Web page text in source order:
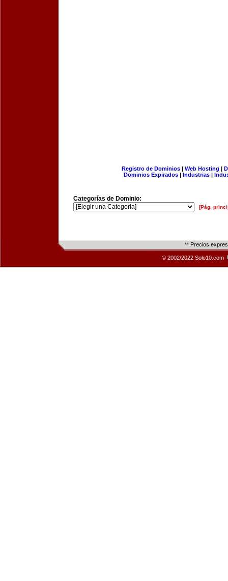
Registro de Dominios| Web Hosting |
Dominios Expirados | Industrias |
Categorías de Dominio:
[Pág.
** Precios
© 2002/2022 Solo10.com